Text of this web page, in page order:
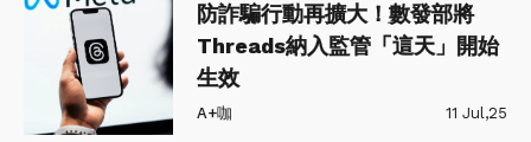
防詐騙行動再擴大！數發部將
Threads納入監管「這天」開始
生效
A+咖 11 Jul,25